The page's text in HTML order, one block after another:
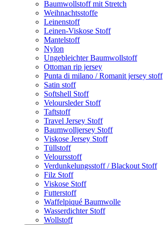
Baumwollstoff mit Stretch
Weihnachtsstoffe
Leinenstoff
Leinen-Viskose Stoff
Mantelstoff
Nylon
Ungebleichter Baumwollstoff
Ottoman rip jersey
Punta di milano / Romanit jersey stoff
Satin stoff
Softshell Stoff
Veloursleder Stoff
Taftstoff
Travel Jersey Stoff
Baumwolljersey Stoff
Viskose Jersey Stoff
Tüllstoff
Veloursstoff
Verdunkelungsstoff / Blackout Stoff
Filz Stoff
Viskose Stoff
Futterstoff
Waffelpiqué Baumwolle
Wasserdichter Stoff
Wollstoff